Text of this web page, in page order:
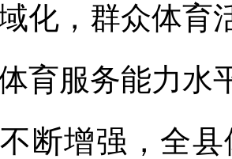
化，群众体育
育服务能力水
断增强，全